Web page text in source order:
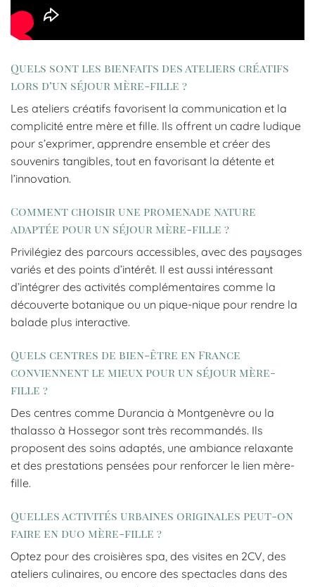
Quels sont les bienfaits des ateliers créatifs
lors d’un séjour mère-fille ?
Les ateliers créatifs favorisent la communication et la
complicité entre mère et fille. Ils offrent un cadre ludique
pour s’exprimer, apprendre ensemble et créer des
souvenirs tangibles, tout en favorisant la détente et
l’innovation.
Comment choisir une promenade nature
adaptée pour un séjour mère-fille ?
Privilégiez des parcours accessibles, avec des paysages
variés et des points d’intérêt. Il est aussi intéressant
d’intégrer des activités complémentaires comme la
découverte botanique ou un pique-nique pour rendre la
balade plus interactive.
Quels centres de bien-être en France
conviennent le mieux pour un séjour mère-
fille ?
Des centres comme Durancia à Montgenèvre ou la
thalasso à Hossegor sont très recommandés. Ils
proposent des soins adaptés, une ambiance relaxante
et des prestations pensées pour renforcer le lien mère-
fille.
Quelles activités urbaines originales peut-on
faire en duo mère-fille ?
Optez pour des croisières spa, des visites en 2CV, des
ateliers culinaires, ou encore des spectacles dans des